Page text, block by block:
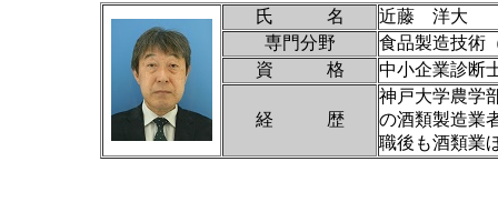
氏 名
近藤 洋大
専門分野
食品製造技術
資 格
中小企業診断
経 歴
神戸大学農学
の酒類製造業
職後も酒類業